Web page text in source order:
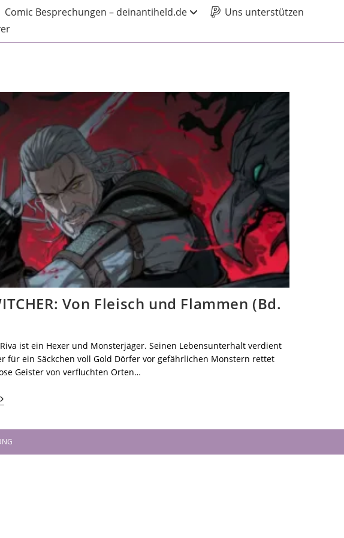
Comic Besprechungen – deinantiheld.de
Uns unterstützen
Von Fleisch und Flammen (Bd.
ist ein Hexer und Monsterjäger. Seinen Lebensunterhalt verdient
für ein Säckchen voll Gold Dörfer vor gefährlichen Monstern rettet
Geister von verfluchten Orten…